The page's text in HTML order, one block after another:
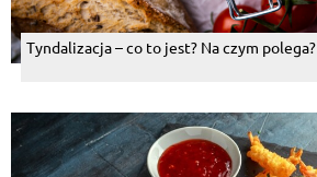
Tyndalizacja – co to jest? Na czym polega?